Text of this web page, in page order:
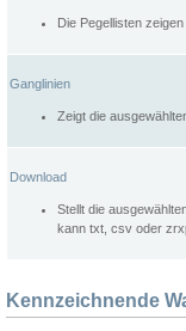
Die Pegellisten
Ganglinien
Zeigt die
Download
Stellt die
kann txt, csv oder
Kennzeichnende